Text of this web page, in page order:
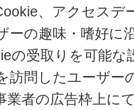
、アクセスデ
ーの趣味・嗜好に
の受取りを可能
訪問したユーザー
業者の広告枠上に